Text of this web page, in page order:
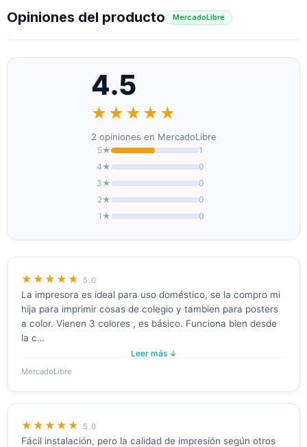
Opiniones del producto MercadoLibre
4.5
★★★★★
2 opiniones en MercadoLibre
5★
1
4★
0
3★
0
2★
0
1★
0
★★★★★ 5.0
La impresora es ideal para uso doméstico, se la compro mi
hija para imprimir cosas de colegio y tambien para posters
a color. Vienen 3 colores , es básico. Funciona bien desde
la c…
Leer más ↓
MercadoLibre
★★★★★ 5.0
Fácil instalación, pero la calidad de impresión según otros